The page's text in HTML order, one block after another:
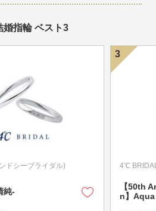
指輪 ベスト3
ドシーブライダル)
純-
4℃
【50th
n】